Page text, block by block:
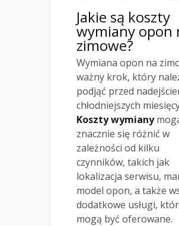
Jakie są koszty
wymiany opon
zimowe?
Wymiana opon na
ważny krok, który
podjąć przed
chłodniejszych
Koszty wymiany
znacznie się różnić w
zależności od kilku
czynników, takich jak
lokalizacja serwisu,
model opon, a także
dodatkowe usługi,
mogą być oferowane.